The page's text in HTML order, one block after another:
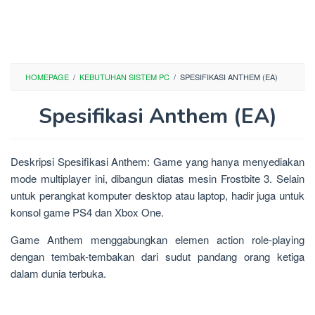
HOMEPAGE / KEBUTUHAN SISTEM PC / SPESIFIKASI ANTHEM (EA)
Spesifikasi Anthem (EA)
Deskripsi Spesifikasi Anthem: Game yang hanya menyediakan
mode multiplayer ini, dibangun diatas mesin Frostbite 3. Selain
untuk perangkat komputer desktop atau laptop, hadir juga untuk
konsol game PS4 dan Xbox One.
Game Anthem menggabungkan elemen action role-playing
dengan tembak-tembakan dari sudut pandang orang ketiga
dalam dunia terbuka.